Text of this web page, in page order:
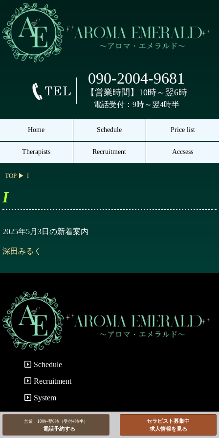
090-2004-9681
【営業時間】10時～翌6時
電話受付：9時～翌4時半
Home Schedule Price list
Therapists Recruitment Accsess
TOP I
I
2025年5月3日の新着案内
深田みるく
Schedule
Recruitment
System
©2026 アロマエメラルド赤坂・麻布・恵比寿のメンズエステ
営業：10時-翌6時（受付4時半）
電話予約する
セラピスト募集中
求人情報を見る